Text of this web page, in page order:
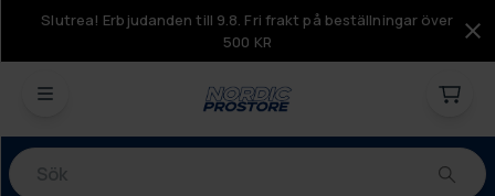
Slutrea! Erbjudanden till 9.8. Fri frakt på beställningar över
500 KR
Produkter